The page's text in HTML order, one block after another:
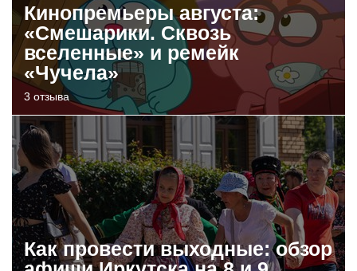
Кинопремьеры августа:
«Смешарики. Сквозь
вселенные» и ремейк
«Чучела»
3 отзыва
Как провести выходные: обзор